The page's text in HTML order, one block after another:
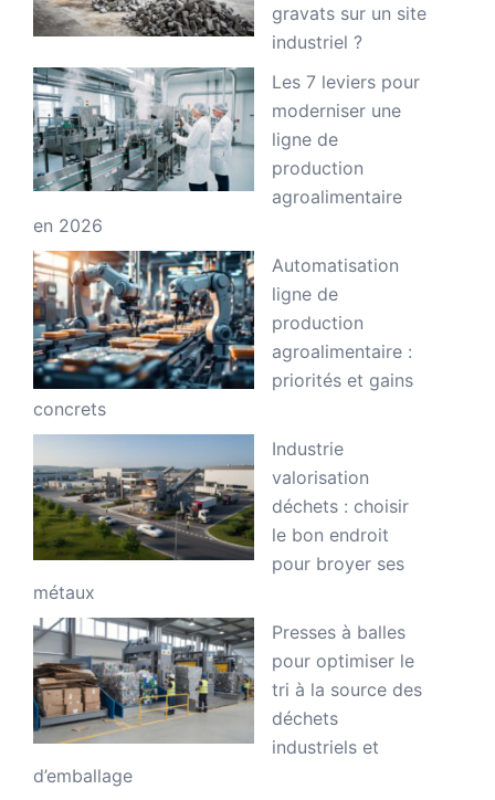
gravats sur un site
industriel ?
Les 7 leviers pour
moderniser une
ligne de
production
agroalimentaire
en 2026
Automatisation
ligne de
production
agroalimentaire :
priorités et gains
concrets
Industrie
valorisation
déchets : choisir
le bon endroit
pour broyer ses
métaux
Presses à balles
pour optimiser le
tri à la source des
déchets
industriels et
d’emballage